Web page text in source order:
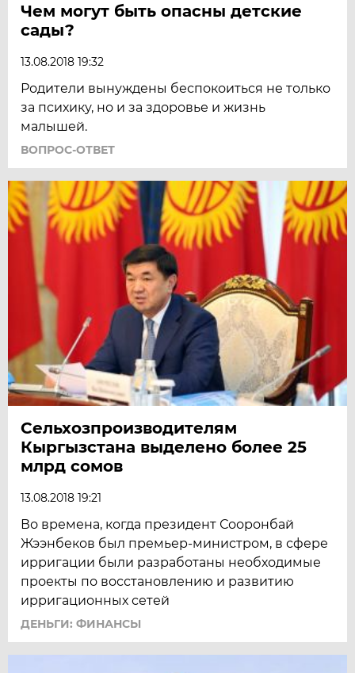
Чем могут быть опасны детские
сады?
13.08.2018 19:32
Родители вынуждены беспокоиться не только
за психику, но и за здоровье и жизнь
малышей.
ВОПРОС-ОТВЕТ
Сельхозпроизводителям
Кыргызстана выделено более 25
млрд сомов
13.08.2018 19:21
Во времена, когда президент Сооронбай
Жээнбеков был премьер-министром, в сфере
ирригации были разработаны необходимые
проекты по восстановлению и развитию
ирригационных сетей
ДЕНЬГИ: ФИНАНСЫ